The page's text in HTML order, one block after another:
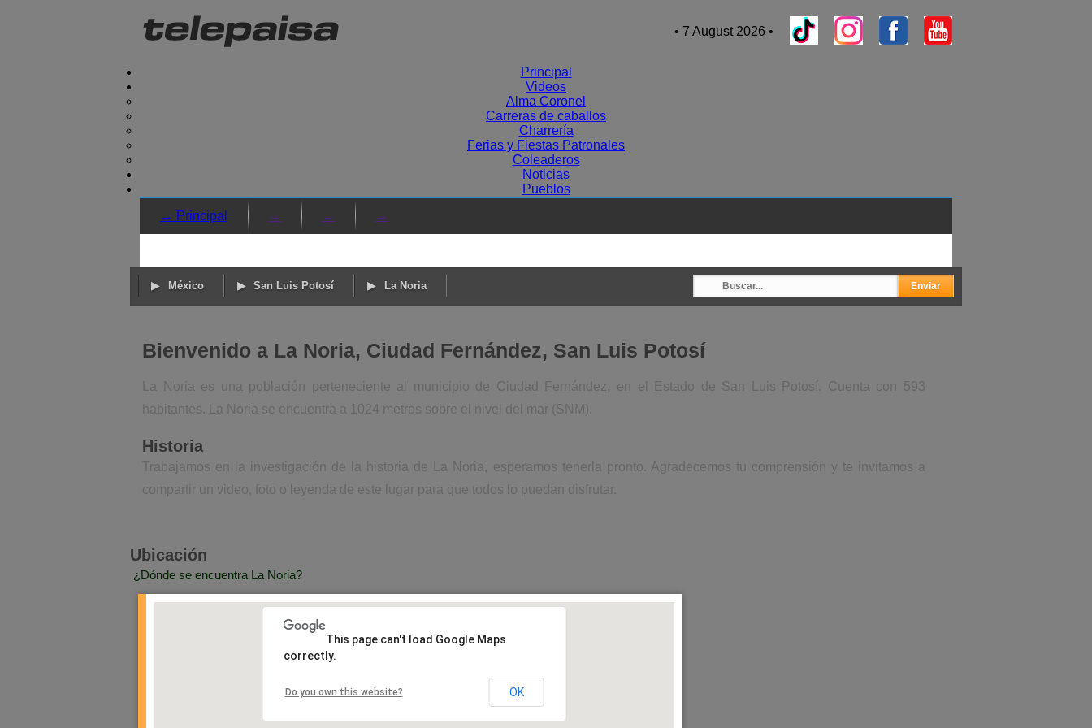
• 7 August 2026 •
Principal
Videos
Alma Coronel
Carreras de caballos
Charrería
Ferias y Fiestas Patronales
Coleaderos
Noticias
Pueblos
→ Principal
→ → →
México San Luis Potosí La Noria
Bienvenido a La Noria, Ciudad Fernández, San Luis Potosí
La Noria es una población perteneciente al municipio de Ciudad Fernández, en el Estado de San Luis Potosí. Cuenta con 593
habitantes. La Noria se encuentra a 1024 metros sobre el nivel del mar (SNM).
Historia
Trabajamos en la investigación de la historia de La Noria, esperamos tenerla pronto. Agradecemos tu comprensión y te invitamos a
compartir un video, foto o leyenda de este lugar para que todos lo puedan disfrutar.
Ubicación
¿Dónde se encuentra La Noria?
This page can't load Google Maps
correctly.
Do you own this website? OK